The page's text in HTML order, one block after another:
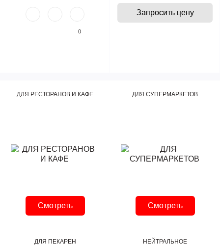
0
Запросить цену
ДЛЯ РЕСТОРАНОВ И КАФЕ
Смотреть
ДЛЯ СУПЕРМАРКЕТОВ
Смотреть
ДЛЯ ПЕКАРЕН
НЕЙТРАЛЬНОЕ